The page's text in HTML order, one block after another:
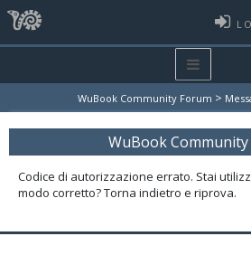
WuBook Community Forum >
WuBook
Codice di autorizzazione errato. Stai
modo corretto? Torna indietro e riprova.